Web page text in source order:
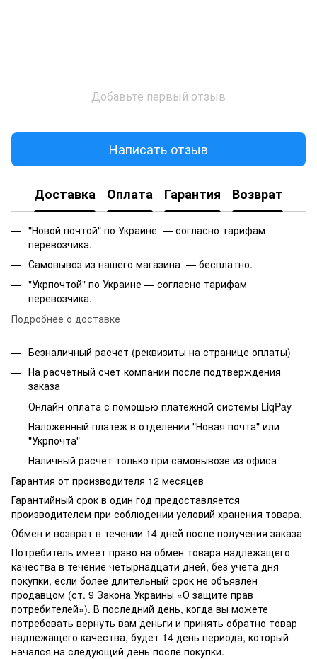
Добавьте первый отзыв
Написать отзыв
Доставка Оплата Гарантия Возврат
"Новой почтой" по Украине — согласно тарифам
перевозчика.
Самовывоз из нашего магазина — бесплатно.
"Укрпочтой" по Украине — согласно тарифам
перевозчика.
Подробнее о доставке
Безналичный расчет (реквизиты на странице оплаты)
На расчетный счет компании после подтверждения
заказа
Онлайн-оплата с помощью платёжной системы LiqPay
Наложенный платёж в отделении "Новая почта" или
"Укрпочта"
Наличный расчёт только при самовывозе из офиса
Гарантия от производителя 12 месяцев
Гарантийный срок в один год предоставляется
производителем при соблюдении условий хранения товара.
Обмен и возврат в течении 14 дней после получения заказа
Потребитель имеет право на обмен товара надлежащего
качества в течение четырнадцати дней, без учета дня
покупки, если более длительный срок не объявлен
продавцом (ст. 9 Закона Украины «О защите прав
потребителей»). В последний день, когда вы можете
потребовать вернуть вам деньги и принять обратно товар
надлежащего качества, будет 14 день периода, который
начался на следующий день после покупки.